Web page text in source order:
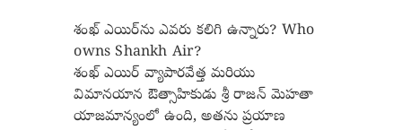
శంఖ్ ఎయిర్‌ను ఎవరు కలిగి ఉన్నారు? Who
owns Shankh Air?
శంఖ్ ఎయిర్ వ్యాపారవేత్త మరియు
విమానయాన ఔత్సాహికుడు శ్రీ రాజన్ మెహతా
యాజమాన్యంలో ఉంది, అతను ప్రయాణ